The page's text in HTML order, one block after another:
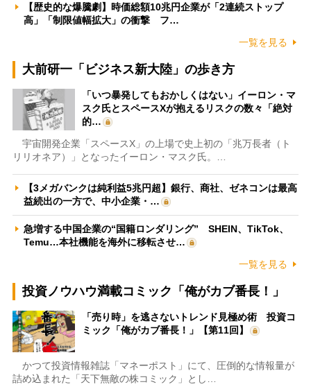
【歴史的な爆騰劇】時価総額10兆円企業が「2連続ストップ
高」「制限値幅拡大」の衝撃 フ…
一覧を見る
大前研一「ビジネス新大陸」の歩き方
「いつ暴発してもおかしくはない」イーロン・マ
スク氏とスペースXが抱えるリスクの数々「絶対
的…
宇宙開発企業「スペースX」の上場で史上初の「兆万長者（ト
リリオネア）」となったイーロン・マスク氏。…
【3メガバンクは純利益5兆円超】銀行、商社、ゼネコンは最高
益続出の一方で、中小企業・…
急増する中国企業の“国籍ロンダリング” SHEIN、TikTok、
Temu…本社機能を海外に移転させ…
一覧を見る
投資ノウハウ満載コミック「俺がカブ番長！」
「売り時」を逃さないトレンド見極め術 投資コ
ミック「俺がカブ番長！」【第11回】
かつて投資情報雑誌「マネーポスト」にて、圧倒的な情報量が
詰め込まれた「天下無敵の株コミック」とし…